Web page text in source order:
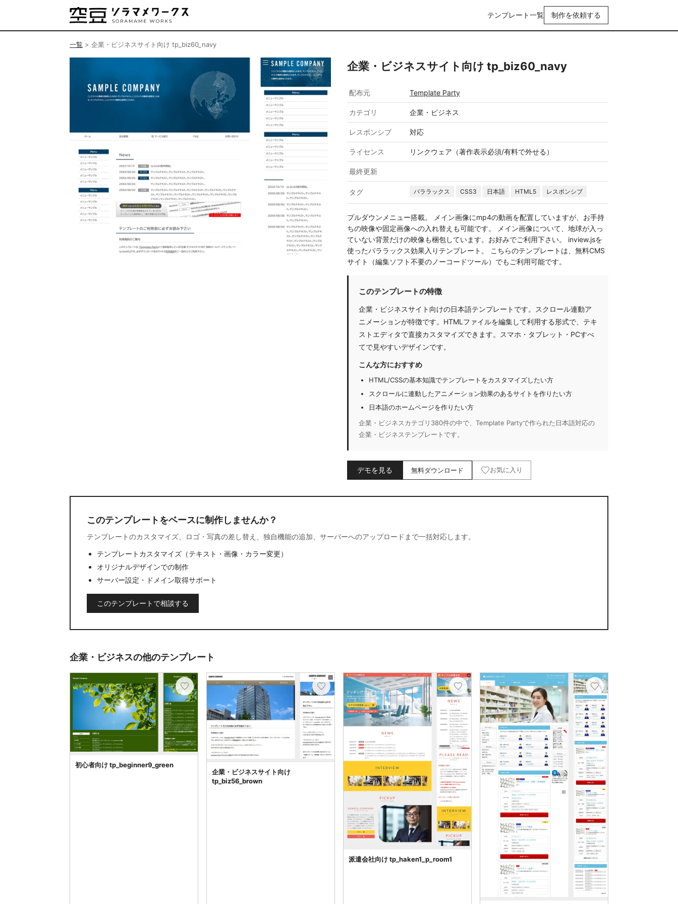
テンプレート一覧 制作を依頼する
一覧 > 企業・ビジネスサイト向け tp_biz60_navy
企業・ビジネスサイト向け tp_biz60_navy
配布元 Template Party
カテゴリ 企業・ビジネス
レスポンシブ 対応
ライセンス リンクウェア（著作表示必須/有料で外せる）
最終更新
タグ パララックス CSS3 日本語 HTML5 レスポンシブ
プルダウンメニュー搭載。 メイン画像にmp4の動画を配置していますが、お手持
ちの映像や固定画像への入れ替えも可能です。 メイン画像について、地球が入っ
ていない背景だけの映像も梱包しています。お好みでご利用下さい。 inview.jsを
使ったパララックス効果入りテンプレート。 こちらのテンプレートは、無料CMS
サイト（編集ソフト不要のノーコードツール）でもご利用可能です。
このテンプレートの特徴
企業・ビジネスサイト向けの日本語テンプレートです。スクロール連動ア
ニメーションが特徴です。HTMLファイルを編集して利用する形式で、テキ
ストエディタで直接カスタマイズできます。スマホ・タブレット・PCすべ
てで見やすいデザインです。
こんな方におすすめ
HTML/CSSの基本知識でテンプレートをカスタマイズしたい方
スクロールに連動したアニメーション効果のあるサイトを作りたい方
日本語のホームページを作りたい方
企業・ビジネスカテゴリ380件の中で、Template Partyで作られた日本語対応の
企業・ビジネステンプレートです。
デモを見る 無料ダウンロード お気に入り
このテンプレートをベースに制作しませんか？
テンプレートのカスタマイズ、ロゴ・写真の差し替え、独自機能の追加、サーバーへのアップロードまで一括対応します。
テンプレートカスタマイズ（テキスト・画像・カラー変更）
オリジナルデザインでの制作
サーバー設定・ドメイン取得サポート
このテンプレートで相談する
企業・ビジネスの他のテンプレート
初心者向け tp_beginner9_green
企業・ビジネスサイト向け
tp_biz56_brown
派遣会社向け tp_haken1_p_room1